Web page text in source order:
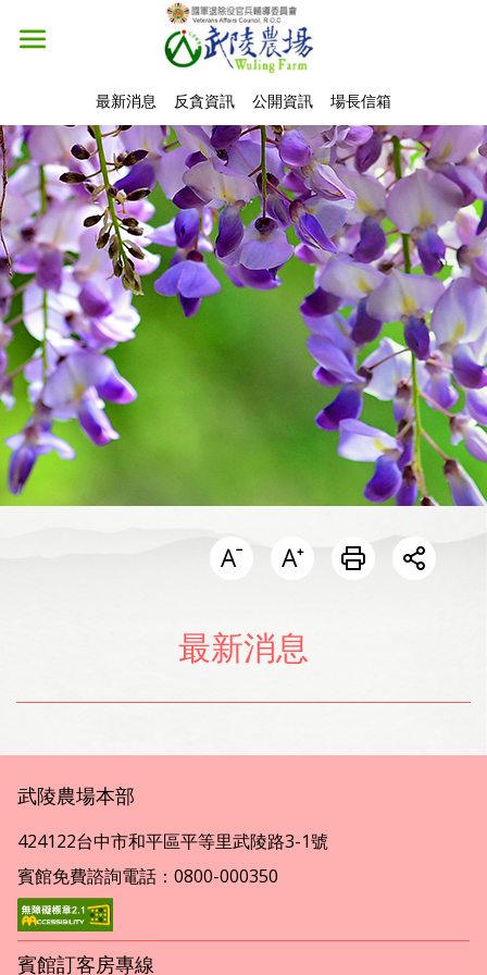
最新消息 反貪資訊 公開資訊 場長信箱
開啟
最新消息
武陵農場本部
424122台中市和平區平等里武陵路3-1號
賓館免費諮詢電話：0800-000350
賓館訂客房專線